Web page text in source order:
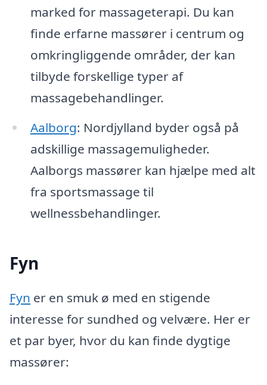
marked for massageterapi. Du kan
finde erfarne massører i centrum og
omkringliggende områder, der kan
tilbyde forskellige typer af
massagebehandlinger.
Aalborg: Nordjylland byder også på
adskillige massagemuligheder.
Aalborgs massører kan hjælpe med alt
fra sportsmassage til
wellnessbehandlinger.
Fyn
Fyn er en smuk ø med en stigende
interesse for sundhed og velvære. Her er
et par byer, hvor du kan finde dygtige
massører: